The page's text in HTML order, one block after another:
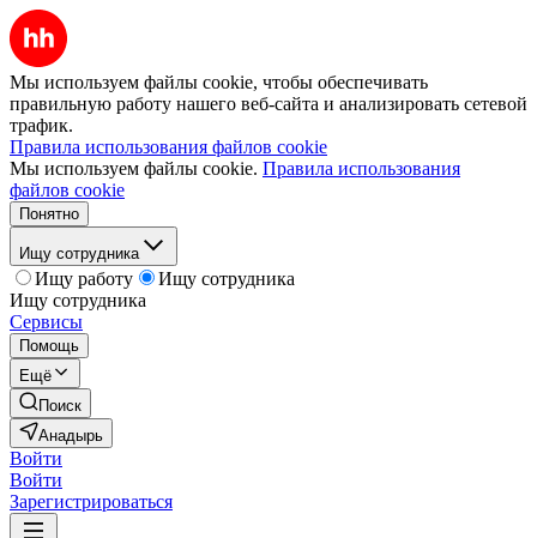
Мы используем файлы cookie, чтобы обеспечивать
правильную работу нашего веб-сайта и анализировать сетевой
трафик.
Правила использования файлов cookie
Мы используем файлы cookie. Правила использования
файлов cookie
Понятно
Ищу сотрудника
Ищу работу
Ищу сотрудника
Ищу сотрудника
Сервисы
Помощь
Ещё
Поиск
Анадырь
Войти
Войти
Зарегистрироваться